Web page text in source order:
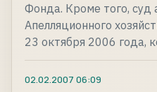
Фонда. Кроме того, суд
Апелляционного
23 октября 2006 года,
02.02.2007 06:09